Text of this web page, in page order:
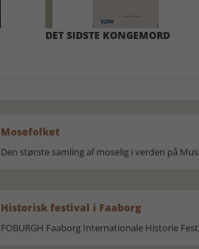
DET SIDSTE KONGEMORD
Mosefolket
Den største samling af moselig i verden på
Historisk festival i Faaborg
FOBURGH Faaborg Internationale Historie